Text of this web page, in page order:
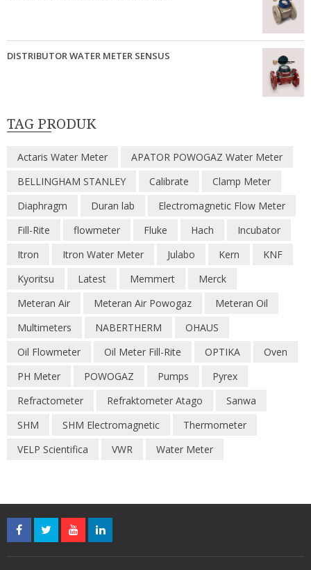
DISTRIBUTOR WATER METER SENSUS
TAG PRODUK
Actaris Water Meter
APATOR POWOGAZ Water Meter
BELLINGHAM STANLEY
Calibrate
Clamp Meter
Diaphragm
Duran lab
Electromagnetic Flow Meter
Fill-Rite
flowmeter Fluke Hach
Incubator
Itron
Itron Water Meter Julabo Kern
KNF
Kyoritsu
Latest Memmert
Merck
Meteran Air
Meteran Air Powogaz
Meteran Oil
Multimeters
NABERTHERM
OHAUS
Oil Flowmeter
Oil Meter Fill-Rite OPTIKA
Oven
PH Meter
POWOGAZ Pumps
Pyrex
Refractometer
Refraktometer Atago
Sanwa
SHM
SHM Electromagnetic
Thermometer
VELP Scientifica
VWR Water Meter